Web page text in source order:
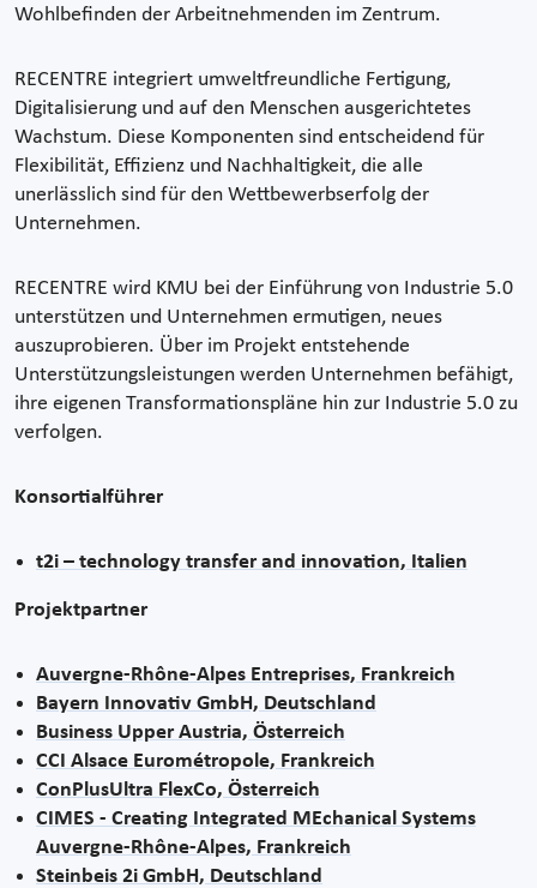
Wohlbefinden der Arbeitnehmenden im Zentrum.
RECENTRE integriert umweltfreundliche Fertigung,
Digitalisierung und auf den Menschen ausgerichtetes
Wachstum. Diese Komponenten sind entscheidend für
Flexibilität, Effizienz und Nachhaltigkeit, die alle
unerlässlich sind für den Wettbewerbserfolg der
Unternehmen.
RECENTRE wird KMU bei der Einführung von Industrie 5.0
unterstützen und Unternehmen ermutigen, neues
auszuprobieren. Über im Projekt entstehende
Unterstützungsleistungen werden Unternehmen befähigt,
ihre eigenen Transformationspläne hin zur Industrie 5.0 zu
verfolgen.
Konsortialführer
t2i – technology transfer and innovation, Italien
Projektpartner
Auvergne-Rhône-Alpes Entreprises, Frankreich
Bayern Innovativ GmbH, Deutschland
Business Upper Austria, Österreich
CCI Alsace Eurométropole, Frankreich
ConPlusUltra FlexCo, Österreich
CIMES - Creating Integrated MEchanical Systems
Auvergne-Rhône-Alpes, Frankreich
Steinbeis 2i GmbH, Deutschland